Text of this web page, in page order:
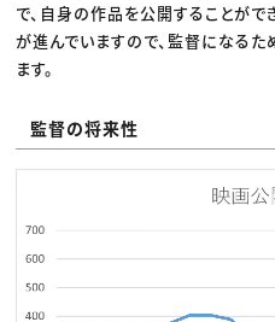
で、自身の作品を公開することがで
が進んでいますので、監督になる
ます。
監督の将来性